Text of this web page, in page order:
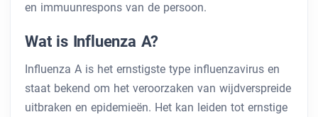
en immuunrespons van de persoon.
Wat is Influenza A?
Influenza A is het ernstigste type influenzavirus en
staat bekend om het veroorzaken van wijdverspreide
uitbraken en epidemieën. Het kan leiden tot ernstige